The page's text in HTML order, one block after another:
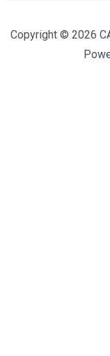
Copyright © 2026